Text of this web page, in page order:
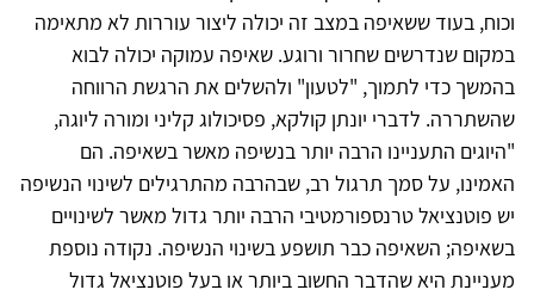
וכוח, בעוד ששאיפה במצב זה יכולה ליצור עוררות לא מתאימה
במקום שנדרשים שחרור ורוגע. שאיפה עמוקה יכולה לבוא
בהמשך כדי לתמוך, "לטעון" ולהשלים את הרגשת הרווחה
שהשתררה. לדברי יונתן קולקא, פסיכולוג קליני ומורה ליוגה,
"היוגים התעניינו הרבה יותר בנשיפה מאשר בשאיפה. הם
האמינו, על סמך תרגול רב, שבהרבה מהתרגילים לשינוי הנשיפה
יש פוטנציאל טרנספורמטיבי הרבה יותר גדול מאשר לשינויים
בשאיפה; השאיפה כבר תושפע בשינוי הנשיפה. נקודה נוספת
מעניינת היא שהדבר החשוב ביותר או בעל פוטנציאל גדול